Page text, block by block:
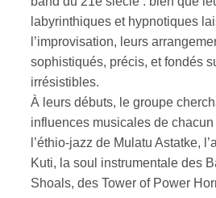
labyrinthiques et hypnotiques
l’improvisation, leurs
sophistiqués, précis, et fondés
irrésistibles.
À leurs débuts, le groupe
influences musicales de
l’éthio-jazz de Mulatu Astatke,
Kuti, la soul instrumentale des
Shoals, des Tower of Power